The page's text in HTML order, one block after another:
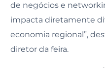
de negócios e
impacta diretamente
economia regional”,
diretor da feira.